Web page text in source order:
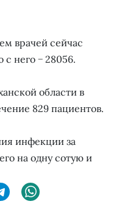
врачей сейчас
с него − 28056.
области в
829 пациентов.
инфекции за
на одну сотую и